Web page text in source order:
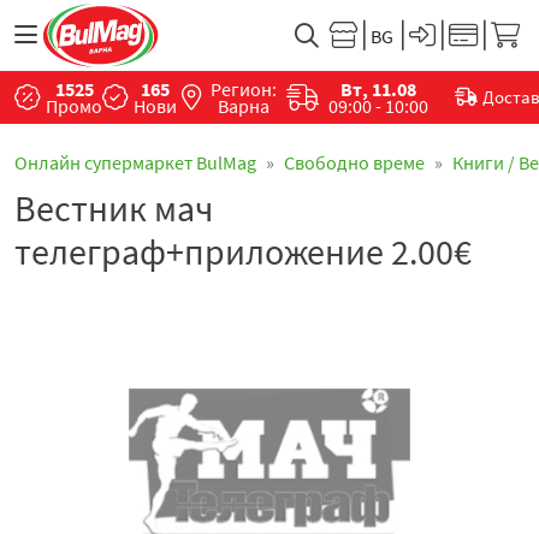
1525
Промо
165
Нови
Регион:
Варна
Вт, 11.08
09:00 - 10:00
Онлайн супермаркет BulMag Свободно време Книги /
Вестник мач
телеграф+приложение 2.00€